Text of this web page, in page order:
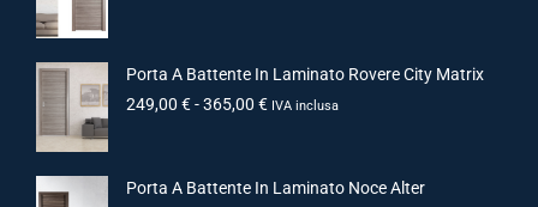
Porta A Battente In Laminato Rovere City Matrix
249,00 €-365,00 € IVA inclusa
Porta A Battente In Laminato Noce Alter